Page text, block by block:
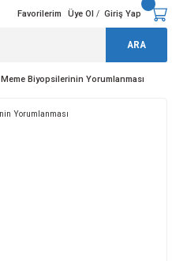
ARA
Favorilerim Üye Ol / Giriş Yap
Meme Biyopsilerinin Yorumlanması